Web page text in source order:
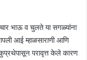
भाऊ व चुलते या सगळ्यांना
आई म्हाळसाराणी आणि
परावृत्त केले कारण